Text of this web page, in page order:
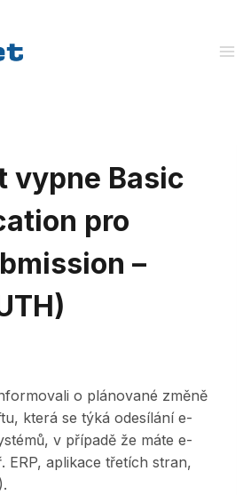
vypne Basic
pro
–
o plánované změně
která se týká odesílání e-
v případě že máte e-
ERP, aplikace třetích stran,